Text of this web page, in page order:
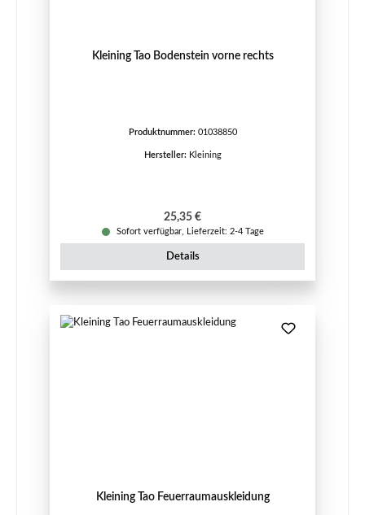
Kleining Tao Bodenstein vorne rechts
Produktnummer: 01038850
Hersteller: Kleining
Regulärer Preis:
25,35 €
Sofort verfügbar, Lieferzeit: 2-4 Tage
Details
Kleining Tao Feuerraumauskleidung